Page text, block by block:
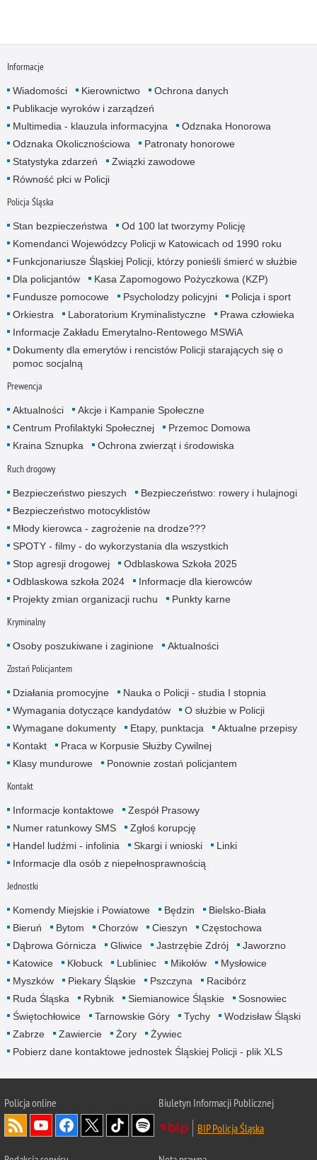
Informacje
Wiadomości Kierownictwo
Ochrona danych
Publikacje wyroków i zarządzeń
Multimedia - klauzula informacyjna
Odznaka Honorowa
Odznaka Okolicznościowa
Patronaty honorowe
Statystyka zdarzeń
Związki zawodowe
Równość płci w Policji
Policja Śląska
Stan bezpieczeństwa
Od 100 lat tworzymy Policję
Komendanci Wojewódzcy Policji w Katowicach od 1990 roku
Funkcjonariusze Śląskiej Policji, którzy ponieśli śmierć w służbie
Dla policjantów
Kasa Zapomogowo Pożyczkowa (KZP)
Fundusze pomocowe
Psycholodzy policyjni
Policja i sport
Orkiestra
Laboratorium Kryminalistyczne
Prawa człowieka
Informacje Zakładu Emerytalno-Rentowego MSWiA
Dokumenty dla emerytów i rencistów Policji starających się o
pomoc socjalną
Prewencja
Aktualności
Akcje i Kampanie Społeczne
Centrum Profilaktyki Społecznej
Przemoc Domowa
Kraina Sznupka
Ochrona zwierząt i środowiska
Ruch drogowy
Bezpieczeństwo pieszych
Bezpieczeństwo: rowery i hulajnogi
Bezpieczeństwo motocyklistów
Młody kierowca - zagrożenie na drodze???
SPOTY - filmy - do wykorzystania dla wszystkich
Stop agresji drogowej
Odblaskowa Szkoła 2025
Odblaskowa szkoła 2024
Informacje dla kierowców
Projekty zmian organizacji ruchu
Punkty karne
Kryminalny
Osoby poszukiwane i zaginione Aktualności
Zostań Policjantem
Działania promocyjne
Nauka o Policji - studia I stopnia
Wymagania dotyczące kandydatów
O służbie w Policji
Wymagane dokumenty
Etapy, punktacja
Aktualne przepisy
Kontakt
Praca w Korpusie Służby Cywilnej
Klasy mundurowe
Ponownie zostań policjantem
Kontakt
Informacje kontaktowe
Zespół Prasowy
Numer ratunkowy SMS
Zgłoś korupcję
Handel ludźmi - infolinia
Skargi i wnioski
Linki
Informacje dla osób z niepełnosprawnością
Jednostki
Komendy Miejskie i Powiatowe Będzin
Bielsko-Biała
Bieruń
Bytom Chorzów Cieszyn
Częstochowa
Dąbrowa Górnicza
Gliwice Jastrzębie Zdrój
Jaworzno
Katowice
Kłobuck Lubliniec Mikołów
Mysłowice
Myszków
Piekary Śląskie Pszczyna
Racibórz
Ruda Śląska
Rybnik Siemianowice Śląskie
Sosnowiec
Świętochłowice
Tarnowskie Góry Tychy
Wodzisław Śląski
Zabrze
Zawiercie Żory
Żywiec
Pobierz dane kontaktowe jednostek Śląskiej Policji - plik XLS
Policja online
Biuletyn Informacji Publicznej
BIP Policja Śląska